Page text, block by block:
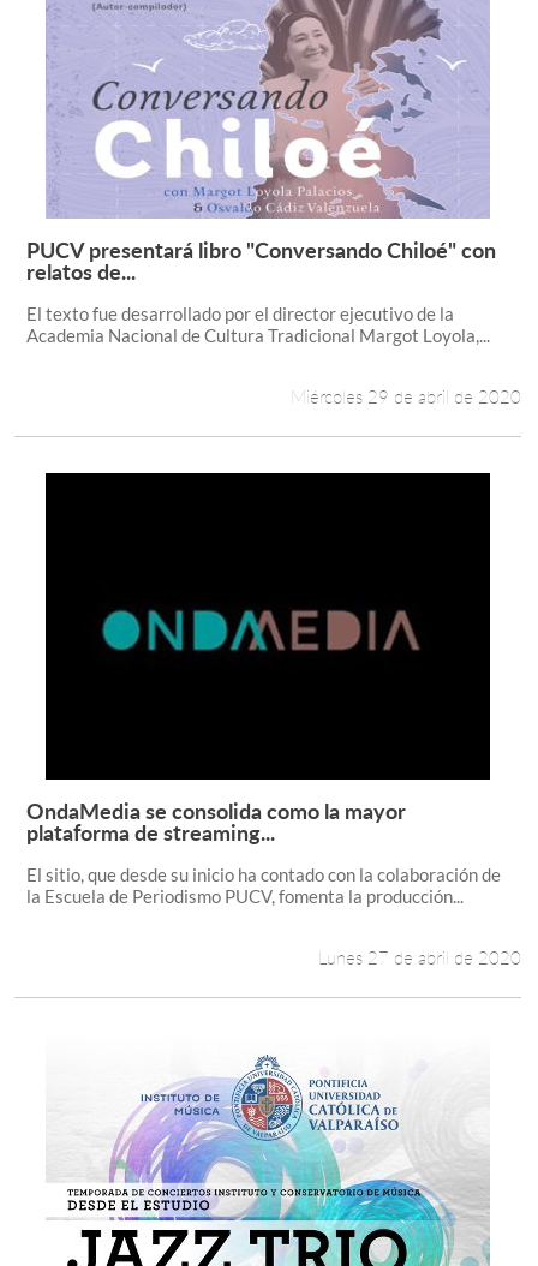
Leer más +
PUCV presentará libro "Conversando Chiloé" con
relatos de...
El texto fue desarrollado por el director ejecutivo de la
Academia Nacional de Cultura Tradicional Margot Loyola,...
Miércoles 29 de abril de 2020
Leer más +
OndaMedia se consolida como la mayor
plataforma de streaming...
El sitio, que desde su inicio ha contado con la colaboración de
la Escuela de Periodismo PUCV, fomenta la producción...
Lunes 27 de abril de 2020